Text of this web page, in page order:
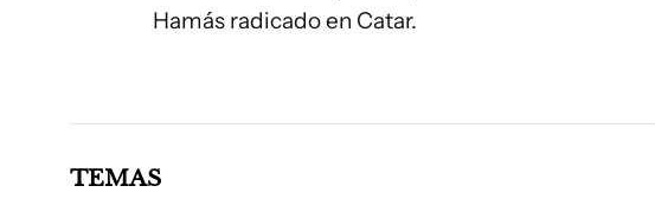
Hamás radicado en Catar.
TEMAS